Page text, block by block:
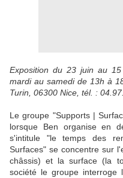
Exposition du 23 juin au
mardi au samedi de 13h à
Turin, 06300 Nice, tél. :
Le groupe "Supports |
lorsque Ben organise en
s'intitule "le temps des
Surfaces" se concentre sur
châssis) et la surface (la
société le groupe interroge